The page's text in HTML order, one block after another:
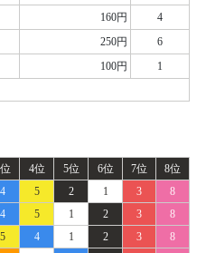
160円
4
250円
6
100円
1
4位 5位 6位 7位
8位
4 5 2 1 3
8
4 5 1 2 3
8
5 4 1 2 3
8